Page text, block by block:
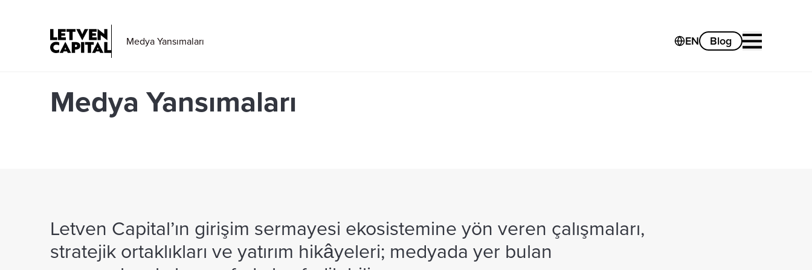
Medya Yansımaları EN Blog
Medya Yansımaları
Letven Capital’ın girişim sermayesi ekosistemine yön veren çalışmaları,
stratejik ortaklıkları ve yatırım hikâyeleri; medyada yer bulan